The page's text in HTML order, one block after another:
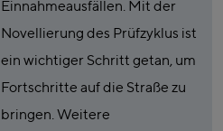
Einnahmeausfällen. Mit der
Novellierung des Prüfzyklus ist
ein wichtiger Schritt getan, um
Fortschritte auf die Straße zu
bringen. Weitere